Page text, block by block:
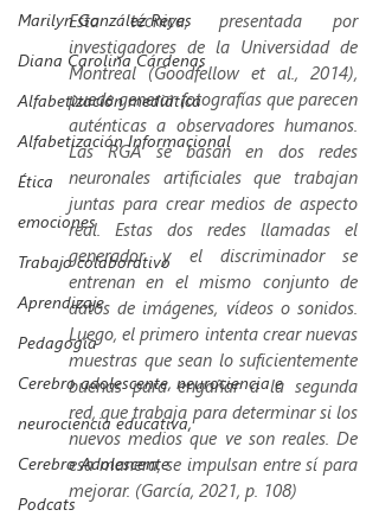
Marilyn González Reyes
Diana Carolina Cárdenas
Alfabetización mediática
Alfabetización Informacional
Ética
emociones
Trabajo colaborativo
Aprendizaje
Pedagogía
Cerebro adolescente, neurociencia e
neurociencia educativa,
Cerebro Adolescente
Podcats
Esta técnica, presentada por
investigadores de la Universidad de
Montreal (Goodfellow et al., 2014),
puede generar fotografías que parecen
auténticas a observadores humanos.
Las RGA se basan en dos redes
neuronales artificiales que trabajan
juntas para crear medios de aspecto
real. Estas dos redes llamadas el
generador y el discriminador se
entrenan en el mismo conjunto de
datos de imágenes, vídeos o sonidos.
Luego, el primero intenta crear nuevas
muestras que sean lo suficientemente
buenas para engañar a la segunda
red, que trabaja para determinar si los
nuevos medios que ve son reales. De
esa manera, se impulsan entre sí para
mejorar. (García, 2021, p. 108)